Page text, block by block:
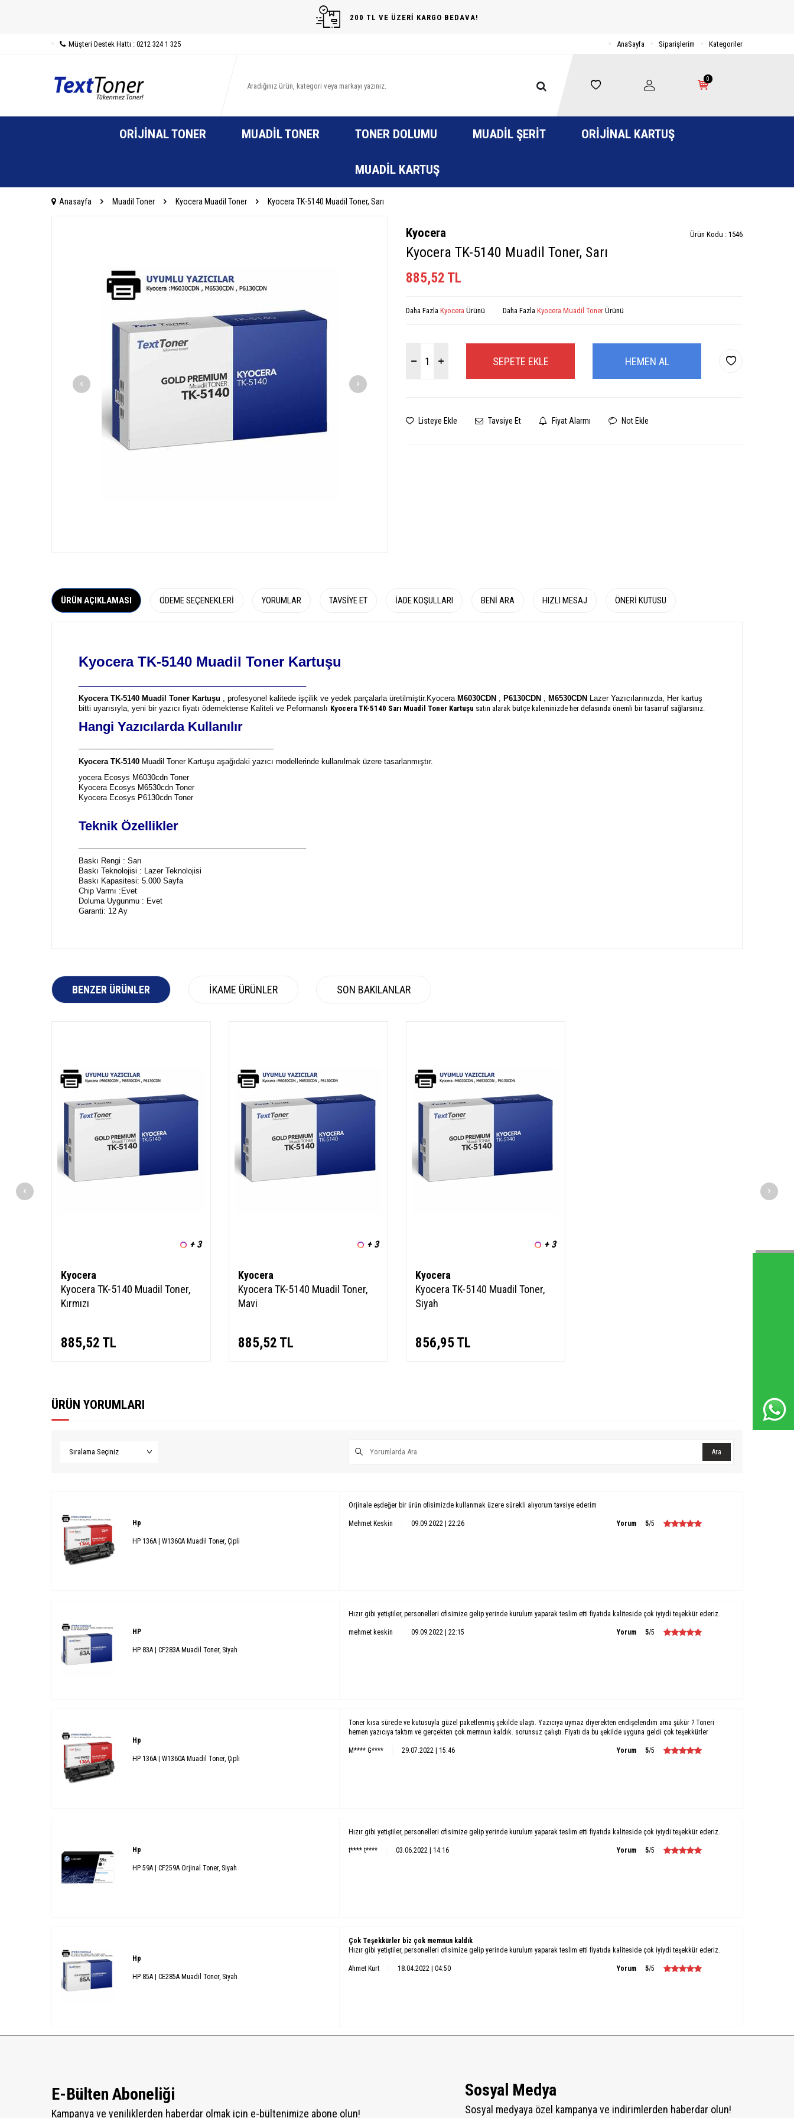
200 TL VE ÜZERİ KARGO BEDAVA!
Müşteri Destek Hattı : 0212 324 1 325 AnaSayfa Siparişlerim Kategoriler
0
ORIJINAL TONER MUADIL TONER TONER DOLUMU MUADIL ŞERIT ORIJINAL KARTUŞ
MUADIL KARTUŞ
Anasayfa Muadil Toner Kyocera Muadil Toner Kyocera TK-5140 Muadil Toner, Sarı
Kyocera Ürün Kodu : 1546
Kyocera TK-5140 Muadil Toner, Sarı
885,52 TL
Daha Fazla Kyocera Ürünü Daha Fazla Kyocera Muadil Toner Ürünü
SEPETE EKLE HEMEN AL
Listeye Ekle Tavsiye Et Fiyat Alarmı Not Ekle
ÜRÜN AÇIKLAMASI ÖDEME SEÇENEKLERI YORUMLAR TAVSIYE ET İADE KOŞULLARI BENI ARA HIZLI MESAJ ÖNERI KUTUSU
Kyocera TK-5140 Muadil Toner Kartuşu
Kyocera TK-5140 Muadil Toner Kartuşu , profesyonel kalitede işçilik ve yedek parçalarla üretilmiştir. Kyocera M6030CDN , P6130CDN , M6530CDN Lazer Yazıcılarınızda, Her kartuş
bitti uyarısıyla, yeni bir yazıcı fiyatı ödemektense Kaliteli ve Peformanslı Kyocera TK-5140 Sarı Muadil Toner Kartuşu satın alarak bütçe kaleminizde her defasında önemli bir tasarruf sağlarsınız.
Hangi Yazıcılarda Kullanılır
Kyocera TK-5140 Muadil Toner Kartuşu aşağıdaki yazıcı modellerinde kullanılmak üzere tasarlanmıştır.
yocera Ecosys M6030cdn Toner
Kyocera Ecosys M6530cdn Toner
Kyocera Ecosys P6130cdn Toner
Teknik Özellikler
Baskı Rengi : Sarı
Baskı Teknolojisi : Lazer Teknolojisi
Baskı Kapasitesi: 5.000 Sayfa
Chip Varmı :Evet
Doluma Uygunmu : Evet
Garanti: 12 Ay
BENZER ÜRÜNLER İKAME ÜRÜNLER SON BAKILANLAR
+ 3
Kyocera
Kyocera TK-5140 Muadil Toner,
Kırmızı
885,52 TL
+ 3
Kyocera
Kyocera TK-5140 Muadil Toner,
Mavi
885,52 TL
+ 3
Kyocera
Kyocera TK-5140 Muadil Toner,
Siyah
856,95TL
ÜRÜN YORUMLARI
Ara
Hp
HP 136A | W1360A Muadil Toner, Çipli
Orjinale eşdeğer bir ürün ofisimizde kullanmak üzere sürekli alıyorum tavsiye ederim
Mehmet Keskin 09.09.2022 | 22:26 Yorum 5/5
HP
HP 83A | CF283A Muadil Toner, Siyah
Hızır gibi yetiştiler, personelleri ofisimize gelip yerinde kurulum yaparak teslim etti fiyatıda kaliteside çok iyiydi teşekkür ederiz.
mehmet keskin 09.09.2022 | 22:15 Yorum 5/5
Hp
HP 136A | W1360A Muadil Toner, Çipli
Toner kısa sürede ve kutusuyla güzel paketlenmiş şekilde ulaştı. Yazıcıya uymaz diyerekten endişelendim ama şükür ? Toneri
hemen yazıcıya taktım ve gerçekten çok memnun kaldık. sorunsuz çalıştı. Fiyatı da bu şekilde uyguna geldi çok teşekkürler
M**** G**** 29.07.2022 | 15:46 Yorum 5/5
Hp
HP 59A | CF259A Orjinal Toner, Siyah
Hızır gibi yetiştiler, personelleri ofisimize gelip yerinde kurulum yaparak teslim etti fiyatıda kaliteside çok iyiydi teşekkür ederiz.
t**** t**** 03.06.2022 | 14:16 Yorum 5/5
Hp
HP 85A | CE285A Muadil Toner, Siyah
Çok Teşekkürler biz çok memnun kaldık
Hızır gibi yetiştiler, personelleri ofisimize gelip yerinde kurulum yaparak teslim etti fiyatıda kaliteside çok iyiydi teşekkür ederiz.
Ahmet Kurt 18.04.2022 | 04:50 Yorum 5/5
E-Bülten Aboneliği
Kampanya ve yeniliklerden haberdar olmak için e-bültenimize abone olun!
Sosyal Medya
Sosyal medyaya özel kampanya ve indirimlerden haberdar olun!